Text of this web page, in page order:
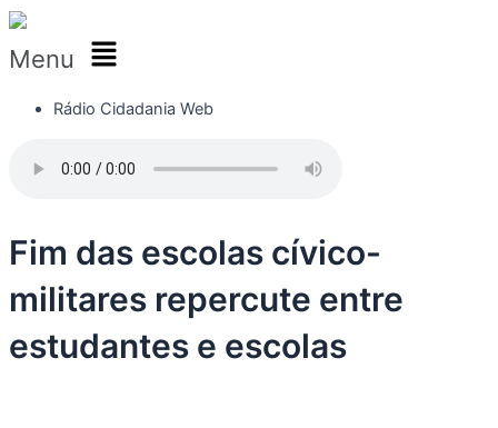
Menu
Rádio Cidadania Web
Fim das escolas cívico-
militares repercute entre
estudantes e escolas